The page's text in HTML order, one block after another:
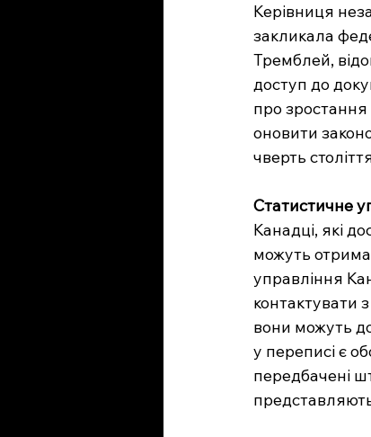
Керівниця
закликала
Тремблей,
доступ до
про зростання
оновити
чверть
Статистичне
Канадці, які
можуть
управління
контактувати
вони можуть
у переписі є
передбачені